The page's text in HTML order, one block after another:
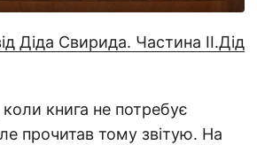
Діда Свирида. Частина ІІ.Дід
книга не потребує
прочитав тому звітую. На